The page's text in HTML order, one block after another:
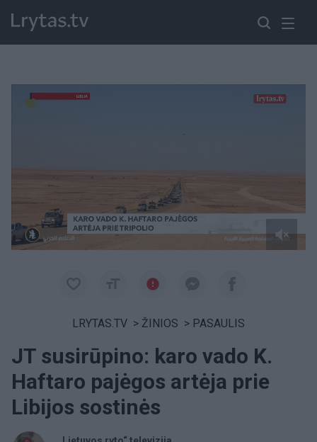
LRYTAS.TV > ŽINIOS > PASAULIS
JT susirūpino: karo vado K.
Haftaro pajėgos artėja prie
Libijos sostinės